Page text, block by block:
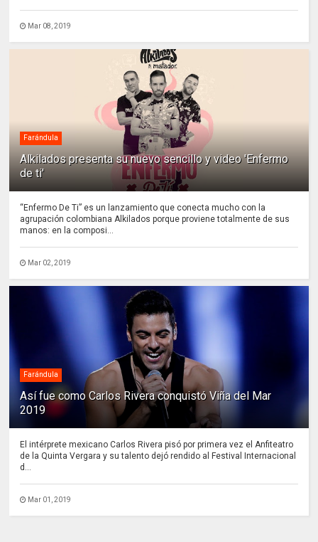
Mar 08, 2019
Farándula
Alkilados presenta su nuevo sencillo y video 'Enfermo
de ti'
“Enfermo De Ti” es un lanzamiento que conecta mucho con la
agrupación colombiana Alkilados porque proviene totalmente de sus
manos: en la composi...
Mar 02, 2019
Farándula
Así fue como Carlos Rivera conquistó Viña del Mar
2019
El intérprete mexicano Carlos Rivera pisó por primera vez el Anfiteatro
de la Quinta Vergara y su talento dejó rendido al Festival Internacional
d...
Mar 01, 2019